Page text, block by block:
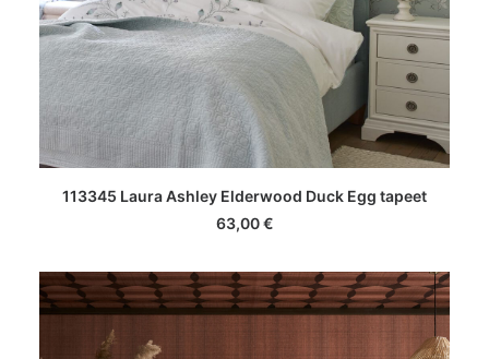
LISA KORVI
113345 Laura Ashley Elderwood Duck Egg tapeet
63,00€